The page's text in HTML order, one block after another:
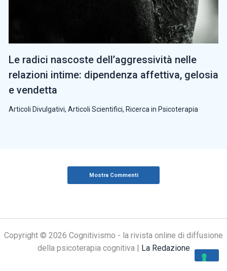
Le radici nascoste dell’aggressività nelle
relazioni intime: dipendenza affettiva, gelosia
e vendetta
Articoli Divulgativi, Articoli Scientifici, Ricerca in Psicoterapia
Mostra Commenti
Copyright © 2026 Cognitivismo - la rivista online di diffusione
della psicoterapia cognitiva | La Redazione